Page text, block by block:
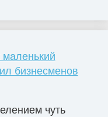
маленький
бизнесменов
чуть